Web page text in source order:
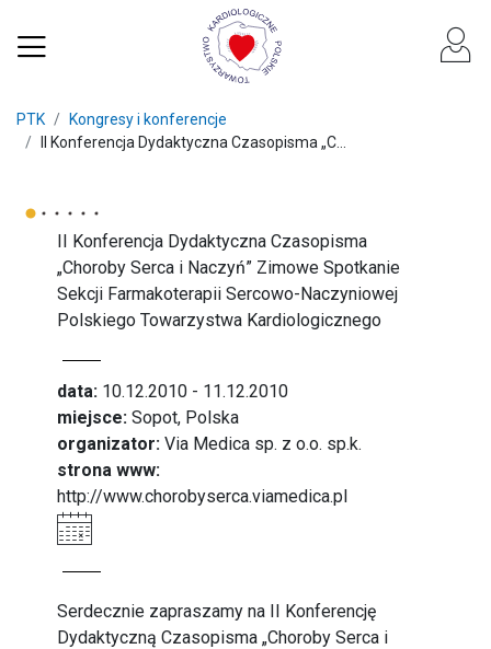
PTK
Kongresy i konferencje
II Konferencja Dydaktyczna Czasopisma „C...
II Konferencja Dydaktyczna Czasopisma
„Choroby Serca i Naczyń” Zimowe Spotkanie
Sekcji Farmakoterapii Sercowo-Naczyniowej
Polskiego Towarzystwa Kardiologicznego
data: 10.12.2010 - 11.12.2010
miejsce: Sopot, Polska
organizator: Via Medica sp. z o.o. sp.k.
strona www:
http://www.chorobyserca.viamedica.pl
Serdecznie zapraszamy na II Konferencję
Dydaktyczną Czasopisma „Choroby Serca i